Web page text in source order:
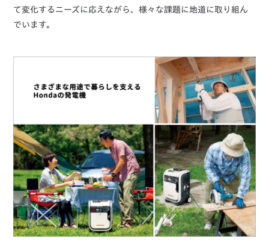
て変化するニーズに応えながら、様々な課題に地道に取り組ん
でいます。